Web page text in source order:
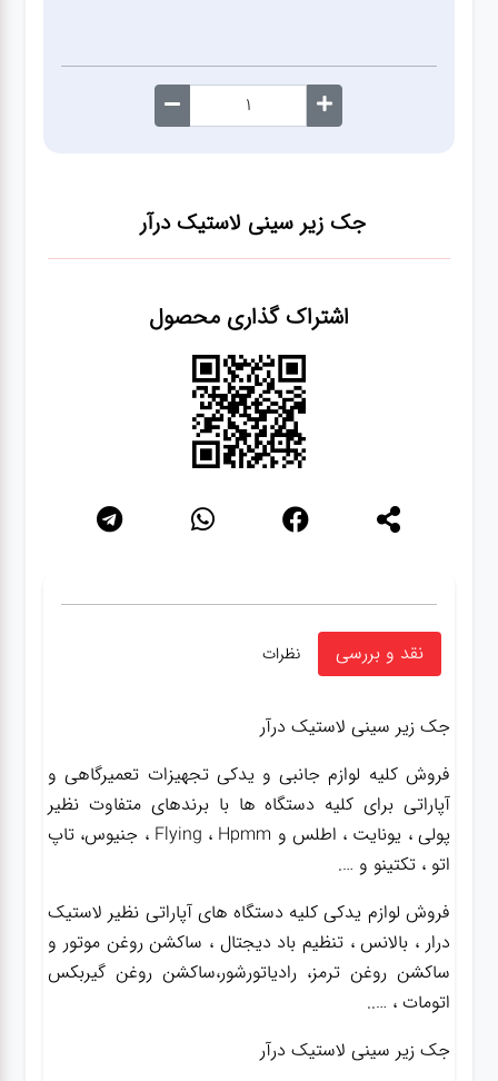
کارواش
فنی
جک زیر سینی لاستیک درآر
اشتراک گذاری محصول
نقد و بررسی نظرات
جک زیر سینی لاستیک درآر
فروش کلیه لوازم جانبی و یدکی تجهیزات تعمیرگاهی و
آپاراتی برای کلیه دستگاه ها با برندهای متفاوت نظیر
پولی ، یونایت ، اطلس و Flying ، Hpmm ، جنیوس، تاپ
اتو ، تکتینو و ….
فروش لوازم یدکی کلیه دستگاه های آپاراتی نظیر لاستیک
درار ، بالانس ، تنظیم باد دیجتال ، ساکشن روغن موتور و
ساکشن روغن ترمز، رادیاتورشور،ساکشن روغن گیربکس
اتومات ، …..
جک زیر سینی لاستیک درآر